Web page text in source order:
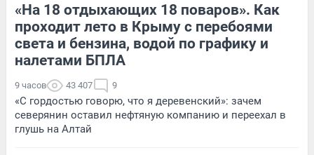
«На 18 отдыхающих 18 поваров». Как
проходит лето в Крыму с перебоями
света и бензина, водой по графику и
налетами БПЛА
9 часов 43 407 9
«С гордостью говорю, что я деревенский»: зачем
северянин оставил нефтяную компанию и переехал в
глушь на Алтай